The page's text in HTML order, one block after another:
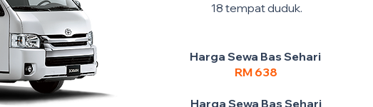
18 tempat duduk.
Harga Sewa Bas Sehari
RM 638
Harga Sewa Bas Sehari